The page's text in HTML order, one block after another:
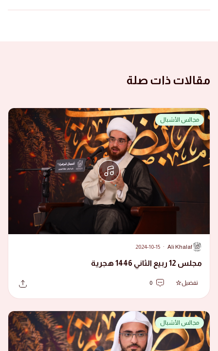
مقالات ذات صلة
مجالس الأشبال
A
Ali Khalaf
·
2024-10-15
مجلس 12 ربيع الثاني 1446 هجرية
تفضيل 0
مجالس الأشبال